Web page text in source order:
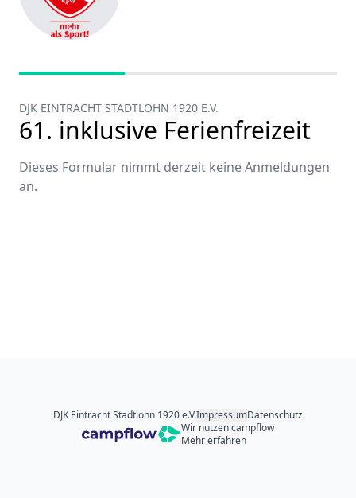
DJK EINTRACHT STADTLOHN 1920 E.V.
61. inklusive Ferienfreizeit
Dieses Formular nimmt derzeit keine Anmeldungen
an.
DJK Eintracht Stadtlohn 1920 e.V.ImpressumDatenschutz
Wir nutzen campflow
Mehr erfahren